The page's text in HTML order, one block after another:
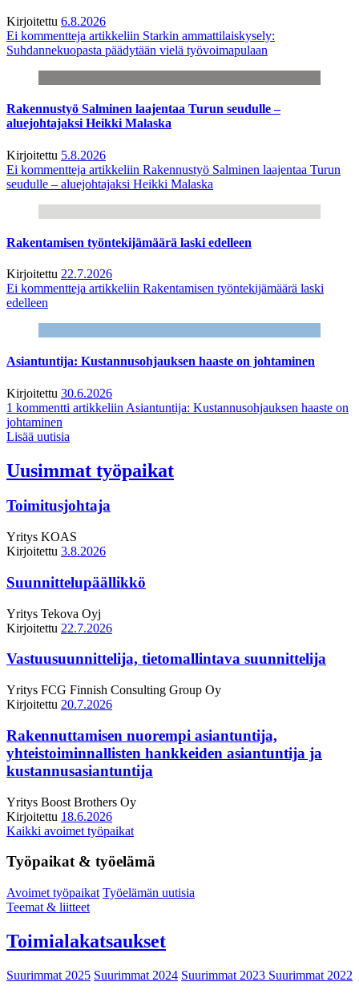
Kirjoitettu 6.8.2026
Ei kommentteja artikkeliin Starkin ammattilaiskysely:
Suhdannekuopasta päädytään vielä työvoimapulaan
Rakennustyö Salminen laajentaa Turun seudulle –
aluejohtajaksi Heikki Malaska
Kirjoitettu 5.8.2026
Ei kommentteja artikkeliin Rakennustyö Salminen laajentaa Turun
seudulle – aluejohtajaksi Heikki Malaska
Rakentamisen työntekijämäärä laski edelleen
Kirjoitettu 22.7.2026
Ei kommentteja artikkeliin Rakentamisen työntekijämäärä laski
edelleen
Asiantuntija: Kustannusohjauksen haaste on johtaminen
Kirjoitettu 30.6.2026
1 kommentti artikkeliin Asiantuntija: Kustannusohjauksen haaste on
johtaminen
Lisää uutisia
Uusimmat työpaikat
Toimitusjohtaja
Yritys KOAS
Kirjoitettu 3.8.2026
Suunnittelupäällikkö
Yritys Tekova Oyj
Kirjoitettu 22.7.2026
Vastuusuunnittelija, tietomallintava suunnittelija
Yritys FCG Finnish Consulting Group Oy
Kirjoitettu 20.7.2026
Rakennuttamisen nuorempi asiantuntija,
yhteistoiminnallisten hankkeiden asiantuntija ja
kustannusasiantuntija
Yritys Boost Brothers Oy
Kirjoitettu 18.6.2026
Kaikki avoimet työpaikat
Työpaikat & työelämä
Avoimet työpaikat Työelämän uutisia
Teemat & liitteet
Toimialakatsaukset
Suurimmat 2025 Suurimmat 2024 Suurimmat 2023 Suurimmat 2022